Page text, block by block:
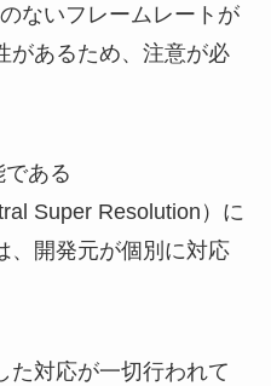
ないフレームレートが
があるため、注意が必
ある
Super Resolution）に
、開発元が個別に対応
た対応が一切行われて